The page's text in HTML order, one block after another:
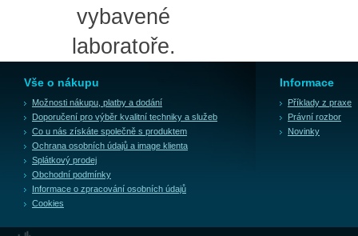
vybavené
laboratoře.
Vše o nákupu
Možnosti nákupu, platby a dodání
Doporučení pro výběr kvalitní techniky a služeb
Co u nás získáte společně s produktem
Ochrana osobních údajů a image klienta
Splátkový prodej
Obchodní podmínky
Informace o zpracování osobních údajů
Cookies
Informace
Příklady z praxe
Právní rozbor
Novinky